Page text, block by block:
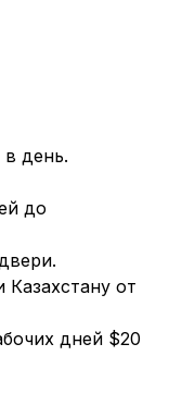
в день.
до
Казахстану от
дней $20